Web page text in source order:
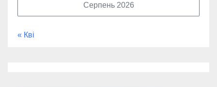
Серпень 2026
« Кві